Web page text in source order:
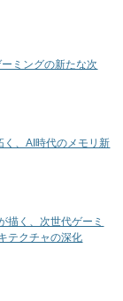
ミングの新たな次
、AI時代のメモリ新
描く、次世代ゲーミ
テクチャの深化